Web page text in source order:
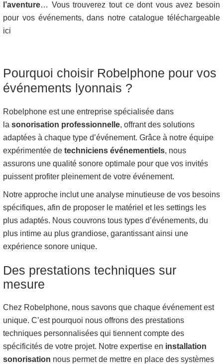
l’aventure… Vous trouverez tout ce dont vous avez besoin
pour vos événements, dans notre catalogue téléchargeable
ici
Pourquoi choisir Robelphone pour vos
événements lyonnais ?
Robelphone est une entreprise spécialisée dans
la sonorisation professionnelle, offrant des solutions
adaptées à chaque type d’événement. Grâce à notre équipe
expérimentée de techniciens événementiels, nous
assurons une qualité sonore optimale pour que vos invités
puissent profiter pleinement de votre événement.
Notre approche inclut une analyse minutieuse de vos besoins
spécifiques, afin de proposer le matériel et les settings les
plus adaptés. Nous couvrons tous types d’événements, du
plus intime au plus grandiose, garantissant ainsi une
expérience sonore unique.
Des prestations techniques sur
mesure
Chez Robelphone, nous savons que chaque événement est
unique. C’est pourquoi nous offrons des prestations
techniques personnalisées qui tiennent compte des
spécificités de votre projet. Notre expertise en installation
sonorisation nous permet de mettre en place des systèmes